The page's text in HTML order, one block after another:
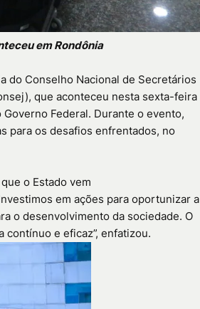
em Rondônia
do Conselho Nacional de Secretários
que aconteceu nesta sexta-feira
Federal. Durante o evento,
para os desafios enfrentados, no
o Estado vem
em ações para oportunizar a
o desenvolvimento da sociedade. O
e eficaz”, enfatizou.